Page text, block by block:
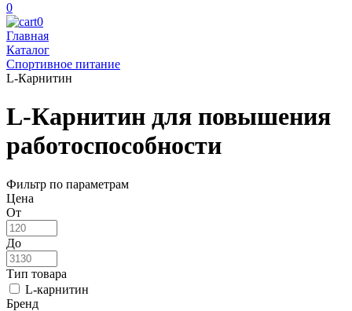
0
0
Главная
Каталог
Спортивное питание
L-Карнитин
L-Карнитин для повышения
работоспособности
Фильтр по параметрам
Цена
От
До
Тип товара
L-карнитин
Бренд